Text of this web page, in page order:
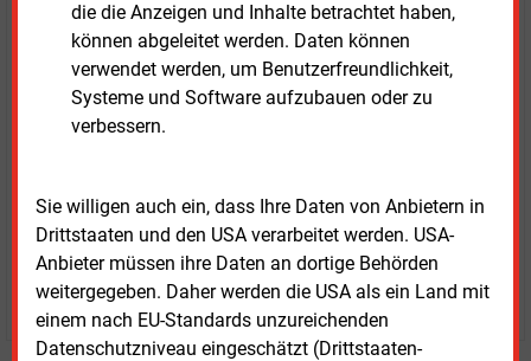
die die Anzeigen und Inhalte betrachtet haben,
können abgeleitet werden. Daten können
verwendet werden, um Benutzerfreundlichkeit,
Systeme und Software aufzubauen oder zu
verbessern.
Sie willigen auch ein, dass Ihre Daten von Anbietern in
Drittstaaten und den USA verarbeitet werden. USA-
Anbieter müssen ihre Daten an dortige Behörden
weitergegeben. Daher werden die USA als ein Land mit
einem nach EU-Standards unzureichenden
Datenschutzniveau eingeschätzt (Drittstaaten-
Login für Kunden
LOGIN